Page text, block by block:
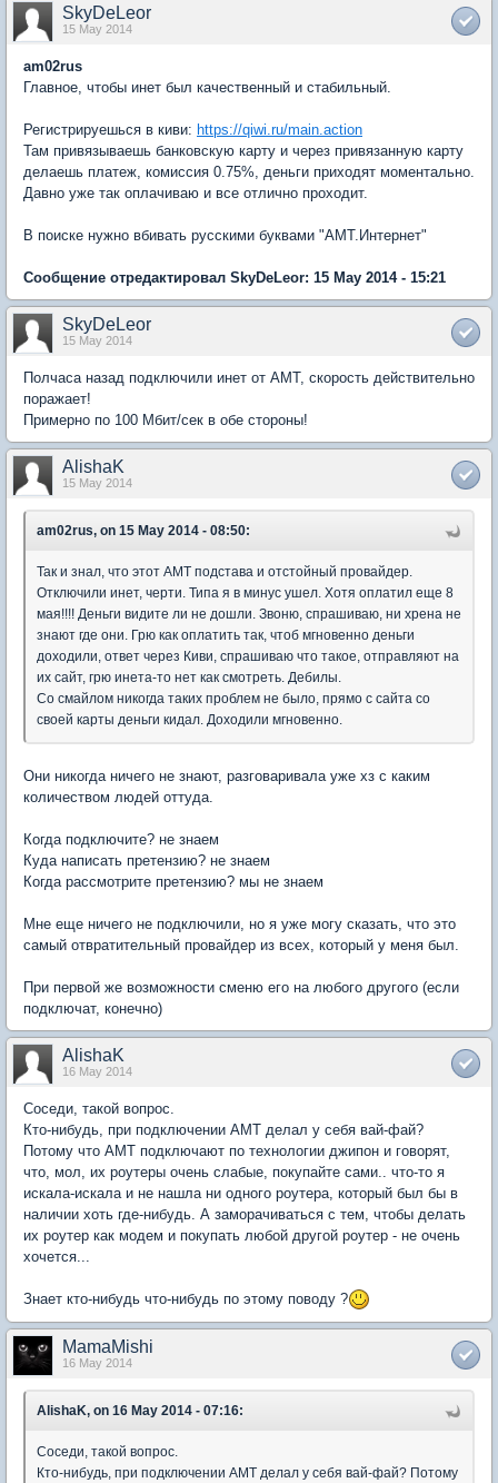
SkyDeLeor
15 May 2014
am02rus
Главное, чтобы инет был качественный и стабильный.
Регистрируешься в киви: https://qiwi.ru/main.action
Там привязываешь банковскую карту и через привязанную карту
делаешь платеж, комиссия 0.75%, деньги приходят моментально.
Давно уже так оплачиваю и все отлично проходит.
В поиске нужно вбивать русскими буквами "АМТ.Интернет"
Сообщение отредактировал SkyDeLeor: 15 May 2014 - 15:21
SkyDeLeor
15 May 2014
Полчаса назад подключили инет от АМТ, скорость действительно
поражает!
Примерно по 100 Мбит/сек в обе стороны!
AlishaK
15 May 2014
am02rus, on 15 May 2014 - 08:50:
Так и знал, что этот АМТ подстава и отстойный провайдер.
Отключили инет, черти. Типа я в минус ушел. Хотя оплатил еще 8
мая!!!! Деньги видите ли не дошли. Звоню, спрашиваю, ни хрена не
знают где они. Грю как оплатить так, чтоб мгновенно деньги
доходили, ответ через Киви, спрашиваю что такое, отправляют на
их сайт, грю инета-то нет как смотреть. Дебилы.
Со смайлом никогда таких проблем не было, прямо с сайта со
своей карты деньги кидал. Доходили мгновенно.
Они никогда ничего не знают, разговаривала уже хз с каким
количеством людей оттуда.
Когда подключите? не знаем
Куда написать претензию? не знаем
Когда рассмотрите претензию? мы не знаем
Мне еще ничего не подключили, но я уже могу сказать, что это
самый отвратительный провайдер из всех, который у меня был.
При первой же возможности сменю его на любого другого (если
подключат, конечно)
AlishaK
16 May 2014
Соседи, такой вопрос.
Кто-нибудь, при подключении АМТ делал у себя вай-фай?
Потому что АМТ подключают по технологии джипон и говорят,
что, мол, их роутеры очень слабые, покупайте сами.. что-то я
искала-искала и не нашла ни одного роутера, который был бы в
наличии хоть где-нибудь. А заморачиваться с тем, чтобы делать
их роутер как модем и покупать любой другой роутер - не очень
хочется...
Знает кто-нибудь что-нибудь по этому поводу ?
MamaMishi
16 May 2014
AlishaK, on 16 May 2014 - 07:16:
Соседи, такой вопрос.
Кто-нибудь, при подключении АМТ делал у себя вай-фай? Потому